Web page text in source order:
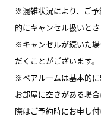
※混雑状況により、ご
的にキャンセル扱いと
※キャンセルが続いた
だくことがございます。
※ペアルームは基本的に
お部屋に空きがある場
際はご予約時にお申し付